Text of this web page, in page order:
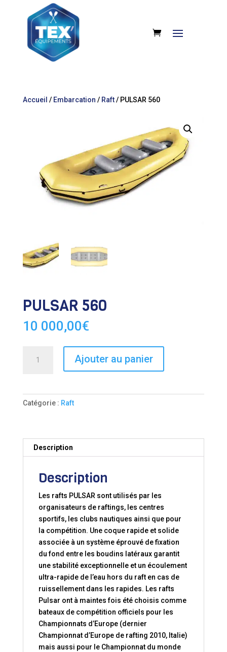
Accueil / Embarcation / Raft/ PULSAR 560
PULSAR 560
10 000,00€
Ajouter au panier
Catégorie : Raft
Description
Description
Les rafts PULSAR sont utilisés par les
organisateurs de raftings, les centres
sportifs, les clubs nautiques ainsi que pour
la compétition. Une coque rapide et solide
associée à un système éprouvé de fixation
du fond entre les boudins latéraux garantit
une stabilité exceptionnelle et un écoulement
ultra-rapide de l’eau hors du raft en cas de
ruissellement dans les rapides. Les rafts
Pulsar ont à maintes fois été choisis comme
bateaux de compétition officiels pour les
Championnats d’Europe (dernier
Championnat d’Europe de rafting 2010, Italie)
mais aussi pour le Championnat du monde